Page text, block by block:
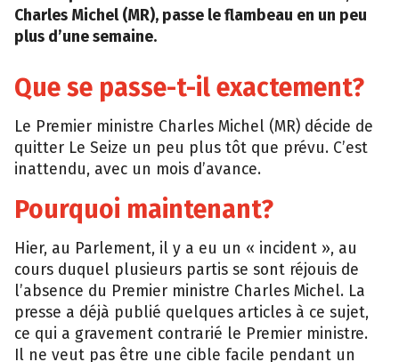
Charles Michel (MR), passe le flambeau en un peu
plus d’une semaine.
Que se passe-t-il exactement?
Le Premier ministre Charles Michel (MR) décide de
quitter Le Seize un peu plus tôt que prévu. C’est
inattendu, avec un mois d’avance.
Pourquoi maintenant?
Hier, au Parlement, il y a eu un « incident », au
cours duquel plusieurs partis se sont réjouis de
l’absence du Premier ministre Charles Michel. La
presse a déjà publié quelques articles à ce sujet,
ce qui a gravement contrarié le Premier ministre.
Il ne veut pas être une cible facile pendant un